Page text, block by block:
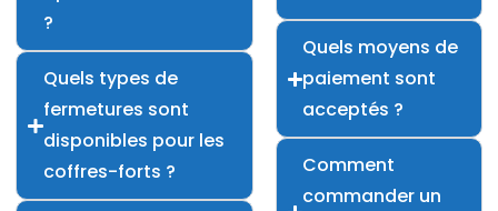
?
Quels types de
fermetures sont
disponibles pour les
coffres-forts ?
Quels moyens de
paiement sont
acceptés ?
Comment
commander un